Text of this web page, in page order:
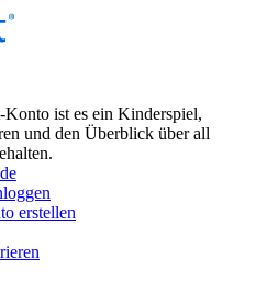
ist es ein Kinderspiel,
und den Überblick über all
erstellen